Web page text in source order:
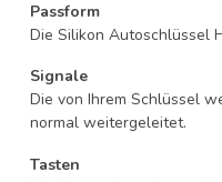
Passform
Die Silikon Autoschlüssel
Signale
Die von Ihrem Schlüssel
normal weitergeleitet.
Tasten